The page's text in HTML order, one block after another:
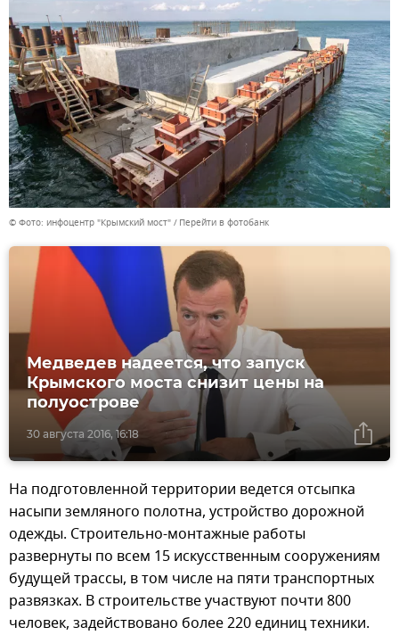
© Фото: инфоцентр "Крымский мост" Перейти в фотобанк
30 августа 2016, 16:18
Медведев надеется, что запуск
Крымского моста снизит цены на
полуострове
На подготовленной территории ведется отсыпка
насыпи земляного полотна, устройство дорожной
одежды. Строительно-монтажные работы
развернуты по всем 15 искусственным сооружениям
будущей трассы, в том числе на пяти транспортных
развязках. В строительстве участвуют почти 800
человек, задействовано более 220 единиц техники.